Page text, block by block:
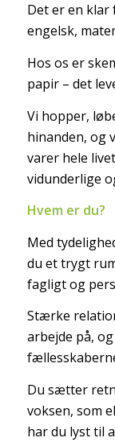
Det er en klar
engelsk,
Hos os er
papir – det
Vi hopper,
hinanden, og
varer hele
vidunderlige
Hvem er du?
Med
du et trygt
fagligt og
Stærke
arbejde på,
Du sætter
voksen, som
har du lyst til